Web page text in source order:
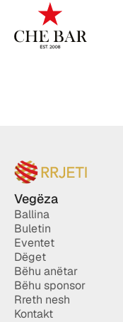
Vegëza
Ballina
Buletin
Eventet
Dëget
Bëhu anëtar
Bëhu sponsor
Rreth nesh
Kontakt